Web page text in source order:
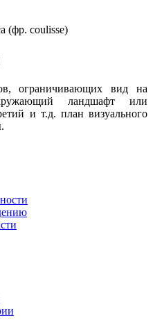
(фр. coulisse)
ограничивающих вид на
ландшафт или
и т.д. план визуального